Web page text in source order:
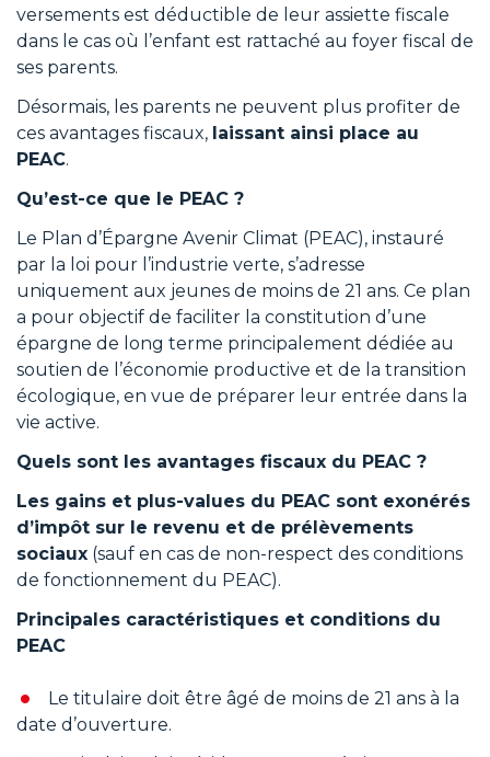
versements est déductible de leur assiette fiscale
dans le cas où l’enfant est rattaché au foyer fiscal de
ses parents.
Désormais, les parents ne peuvent plus profiter de
ces avantages fiscaux, laissant ainsi place au
PEAC.
Qu’est-ce que le PEAC ?
Le Plan d’Épargne Avenir Climat (PEAC), instauré
par la loi pour l’industrie verte, s’adresse
uniquement aux jeunes de moins de 21 ans. Ce plan
a pour objectif de faciliter la constitution d’une
épargne de long terme principalement dédiée au
soutien de l’économie productive et de la transition
écologique, en vue de préparer leur entrée dans la
vie active.
Quels sont les avantages fiscaux du PEAC ?
Les gains et plus-values du PEAC sont exonérés
d’impôt sur le revenu et de prélèvements
sociaux (sauf en cas de non-respect des conditions
de fonctionnement du PEAC).
Principales caractéristiques et conditions du
PEAC
Le titulaire doit être âgé de moins de 21 ans à la
date d’ouverture.